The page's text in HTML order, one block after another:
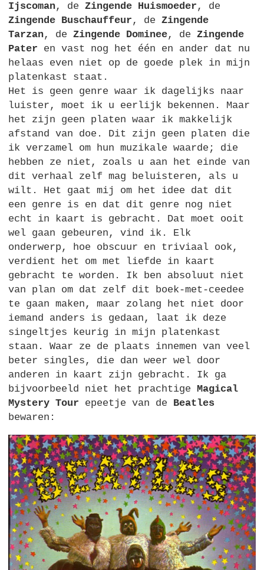
Ijscoman, deZingende Huismoeder , de
Zingende Buschauffeur , deZingende
Tarzan, deZingende Dominee, deZingende
Pater en vast nog het één en ander dat nu
helaas even niet op de goede plek in mijn
platenkast staat.
Het is geen genre waar ik dagelijks naar
luister, moet ik u eerlijk bekennen. Maar
het zijn geen platen waar ik makkelijk
afstand van doe. Dit zijn geen platen die
ik verzamel om hun muzikale waarde; die
hebben ze niet, zoals u aan het einde van
dit verhaal zelf mag beluisteren, als u
wilt. Het gaat mij om het idee dat dit
een genre is en dat dit genre nog niet
echt in kaart is gebracht. Dat moet ooit
wel gaan gebeuren, vind ik. Elk
onderwerp, hoe obscuur en triviaal ook,
verdient het om met liefde in kaart
gebracht te worden. Ik ben absoluut niet
van plan om dat zelf dit boek-met-ceedee
te gaan maken, maar zolang het niet door
iemand anders is gedaan, laat ik deze
singeltjes keurig in mijn platenkast
staan. Waar ze de plaats innemen van veel
beter singles, die dan weer wel door
anderen in kaart zijn gebracht. Ik ga
bijvoorbeeld niet het prachtigeMagical
Mystery Tour epeetje van de Beatles
bewaren: